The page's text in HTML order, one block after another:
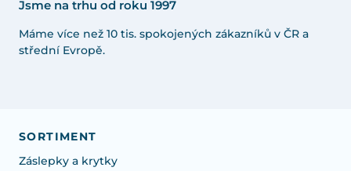
Jsme na trhu od roku 1997
Máme více než 10 tis. spokojených zákazníků v ČR a
střední Evropě.
SORTIMENT
Záslepky a krytky